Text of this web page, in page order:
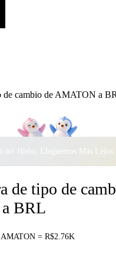
de cambio de AMATON a
Más Allá del
de tipo de
BRL
= R$2.76K